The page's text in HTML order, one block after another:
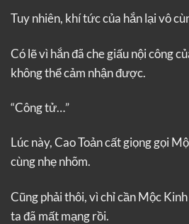
Tuy nhiên, khí tức của hắn lại vô
Có lẽ vì hắn đã che giấu nội công
không thể cảm nhận được.
“Công tử…”
Lúc này, Cao Toản cất giọng gọi
cùng nhẹ nhõm.
Cũng phải thôi, vì chỉ cần Mộc
ta đã mất mạng rồi.